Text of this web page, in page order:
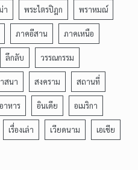
า พระไตรปิฎก พราหมณ์
ภาคอีสาน ภาคเหนือ
ลึกลับ วรรณกรรม
สนา สงคราม สถานที่
อาหาร อินเดีย อเมริกา
เรื่องเล่า เวียดนาม เอเชีย